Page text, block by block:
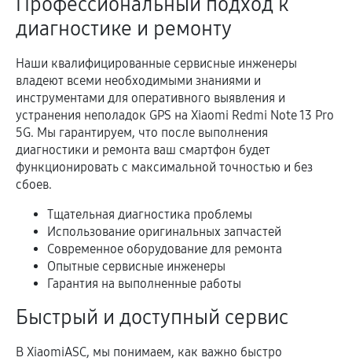
диагностике и ремонту
Наши квалифицированные сервисные инженеры
владеют всеми необходимыми знаниями и
инструментами для оперативного выявления и
устранения неполадок GPS на Xiaomi Redmi Note 13 Pro
5G. Мы гарантируем, что после выполнения
диагностики и ремонта ваш смартфон будет
функционировать с максимальной точностью и без
сбоев.
Тщательная диагностика проблемы
Использование оригинальных запчастей
Современное оборудование для ремонта
Опытные сервисные инженеры
Гарантия на выполненные работы
Быстрый и доступный сервис
В XiaomiASC, мы понимаем, как важно быстро